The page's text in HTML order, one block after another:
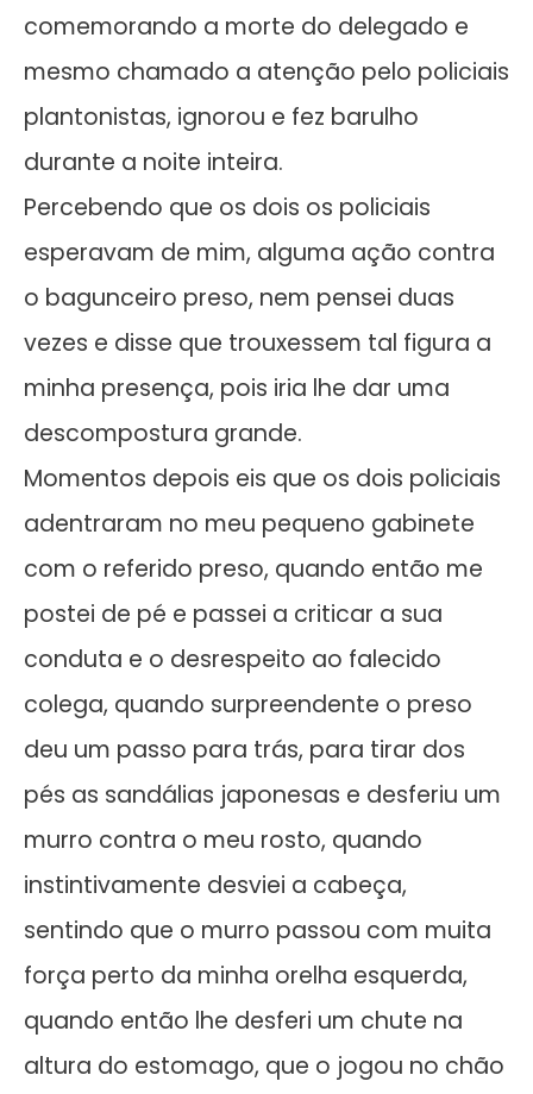
comemorando a morte do delegado e
mesmo chamado a atenção pelo policiais
plantonistas, ignorou e fez barulho
durante a noite inteira.
Percebendo que os dois os policiais
esperavam de mim, alguma ação contra
o bagunceiro preso, nem pensei duas
vezes e disse que trouxessem tal figura a
minha presença, pois iria lhe dar uma
descompostura grande.
Momentos depois eis que os dois policiais
adentraram no meu pequeno gabinete
com o referido preso, quando então me
postei de pé e passei a criticar a sua
conduta e o desrespeito ao falecido
colega, quando surpreendente o preso
deu um passo para trás, para tirar dos
pés as sandálias japonesas e desferiu um
murro contra o meu rosto, quando
instintivamente desviei a cabeça,
sentindo que o murro passou com muita
força perto da minha orelha esquerda,
quando então lhe desferi um chute na
altura do estomago, que o jogou no chão